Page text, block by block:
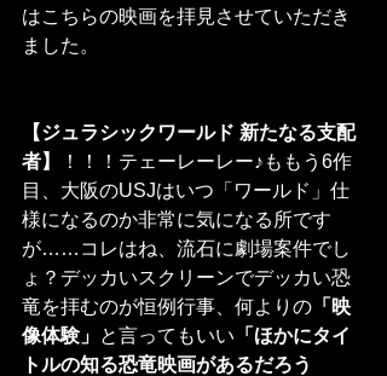
はこちらの映画を拝見させていただき
ました。
【ジュラシックワールド 新たなる支配
者】
！！！テェーレーレー♪ももう6作
目、大阪のUSJはいつ「ワールド」仕
様になるのか非常に気になる所です
が……コレはね、流石に劇場案件でし
ょ？デッカいスクリーンでデッカい恐
竜を拝むのが恒例行事、何よりの 「映
像体験」 と言ってもいい 「ほかにタイ
トルの知る恐竜映画があるだろう